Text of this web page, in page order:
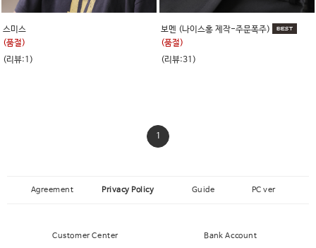
스미스
(품절)
(리뷰:1)
보멘 (나이스홍 제작-주문폭주)
(품절)
(리뷰:31)
1
Agreement Privacy Policy Guide PC ver
Customer Center Bank Account